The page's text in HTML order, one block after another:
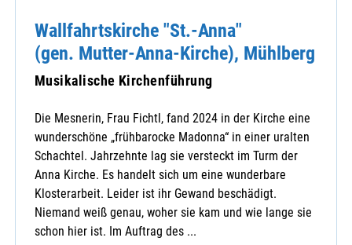
Wallfahrtskirche "St.-Anna"
(gen. Mutter-Anna-Kirche), Mühlberg
Musikalische Kirchenführung
Die Mesnerin, Frau Fichtl, fand 2024 in der Kirche eine
wunderschöne „frühbarocke Madonna“ in einer uralten
Schachtel. Jahrzehnte lag sie versteckt im Turm der
Anna Kirche. Es handelt sich um eine wunderbare
Klosterarbeit. Leider ist ihr Gewand beschädigt.
Niemand weiß genau, woher sie kam und wie lange sie
schon hier ist. Im Auftrag des ...